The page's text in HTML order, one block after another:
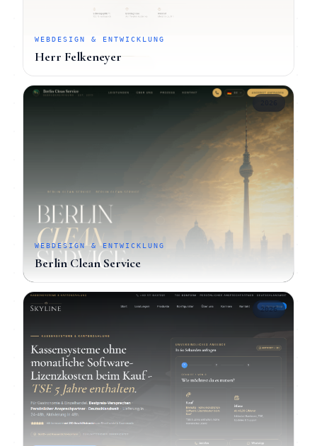
WEBDESIGN & ENTWICKLUNG
Herr Felkeneyer
WEBDESIGN & ENTWICKLUNG
Berlin Clean Service
2026